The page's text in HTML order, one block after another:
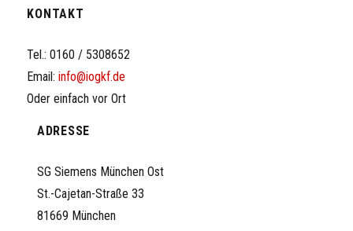
KONTAKT
Tel.: 0160 / 5308652
Email:info@iogkf.de
Oder einfach vor Ort
ADRESSE
SG Siemens München Ost
St.-Cajetan-Straße 33
81669 München